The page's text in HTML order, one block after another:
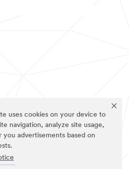
uses cookies on your device to
navigation, analyze site usage,
you advertisements based on